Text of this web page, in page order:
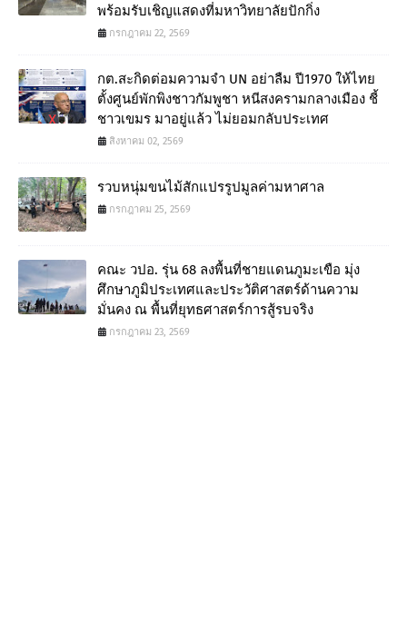
พร้อมรับเชิญแสดงที่มหาวิทยาลัยปักกิ่ง
กรกฎาคม 22, 2569
กต.สะกิดต่อมความจำ UN อย่าลืม ปี1970 ให้ไทย
ตั้งศูนย์พักพิงชาวกัมพูชา หนีสงครามกลางเมือง ชี้
ชาวเขมร มาอยู่แล้ว ไม่ยอมกลับประเทศ
สิงหาคม 02, 2569
รวบหนุ่มขนไม้สักแปรรูปมูลค่ามหาศาล
กรกฎาคม 25, 2569
คณะ วปอ. รุ่น 68 ลงพื้นที่ชายแดนภูมะเขือ มุ่ง
ศึกษาภูมิประเทศและประวัติศาสตร์ด้านความ
มั่นคง ณ พื้นที่ยุทธศาสตร์การสู้รบจริง
กรกฎาคม 23, 2569